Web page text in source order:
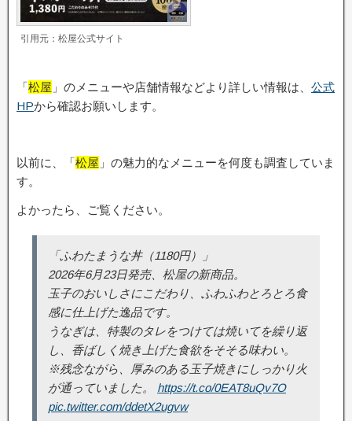
引用元：松屋公式サイト
「松屋 」のメニューや店舗情報などより詳しい情報は、 公式
HPから確認お願いします。
以前に、「松屋 」の魅力的なメニューを何度も調査していま
す。
よかったら、ご覧ください。
「ふわたまうな丼（1180円）」
2026年6月23日発売、松屋の新商品。
玉子のおいしさにこだわり、ふわふわとろとろ食
感に仕上げた逸品です。
うなぎは、特製のタレをつけては焼いてを繰り返
し、香ばしく焼き上げた食欲をそそる味わい。
※残念ながら、厚みのある玉子焼きにしっかり火
が通っていました。 https://t.co/0EAT8uQv7O
pic.twitter.com/ddetX2ugvw